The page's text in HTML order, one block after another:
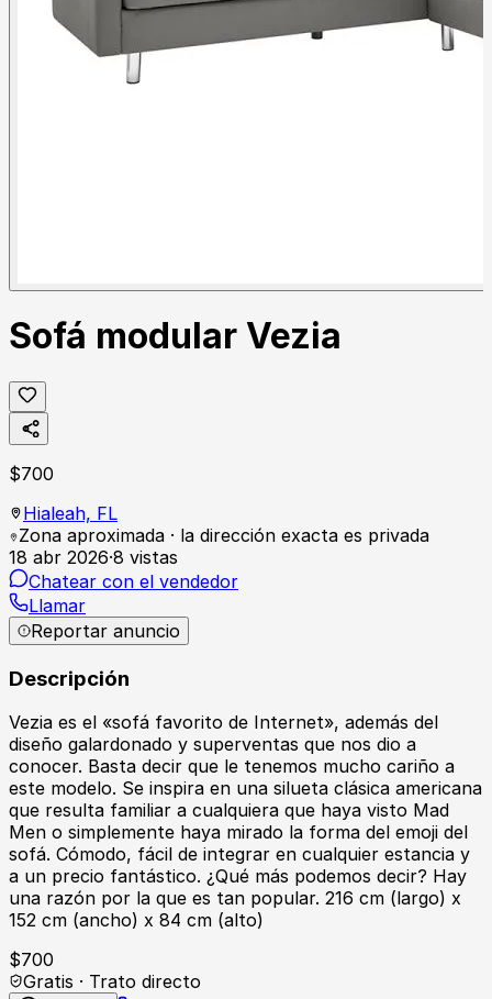
Sofá modular Vezia
$700
Hialeah, FL
Zona aproximada · la dirección exacta es privada
18 abr 2026·8 vistas
Chatear con el vendedor
Llamar
Reportar anuncio
Descripción
Vezia es el «sofá favorito de Internet», además del
diseño galardonado y superventas que nos dio a
conocer. Basta decir que le tenemos mucho cariño a
este modelo. Se inspira en una silueta clásica americana
que resulta familiar a cualquiera que haya visto Mad
Men o simplemente haya mirado la forma del emoji del
sofá. Cómodo, fácil de integrar en cualquier estancia y
a un precio fantástico. ¿Qué más podemos decir? Hay
una razón por la que es tan popular. 216 cm (largo) x
152 cm (ancho) x 84 cm (alto)
$700
Gratis · Trato directo